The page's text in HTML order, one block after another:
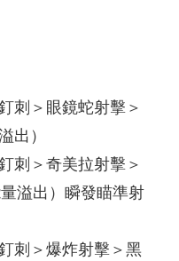
刺＞眼鏡蛇射擊＞
出）
刺＞奇美拉射擊＞
溢出）瞬發瞄準射
刺＞爆炸射擊＞黑